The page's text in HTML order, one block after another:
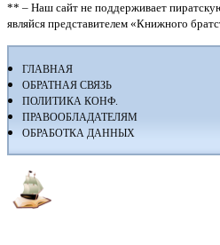
** – Наш сайт не поддерживает
являйся представителем «Книжного
ГЛАВНАЯ
ОБРАТНАЯ СВЯЗЬ
ПОЛИТИКА КОНФ.
ПРАВООБЛАДАТЕЛЯМ
ОБРАБОТКА ДАННЫХ